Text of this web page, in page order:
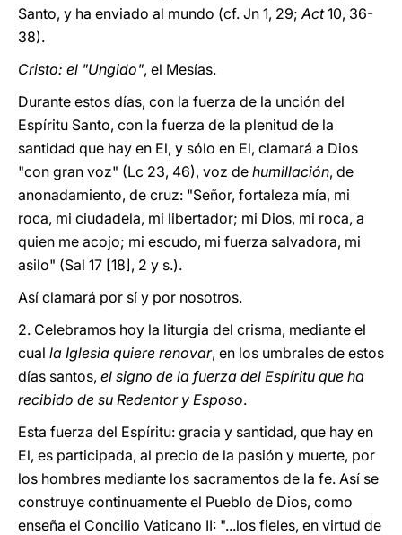
Santo, y ha enviado al mundo (cf. Jn 1, 29;Act10, 36-
38).
Cristo: el "Ungido", el Mesías.
Durante estos días, con la fuerza de la unción del
Espíritu Santo, con la fuerza de la plenitud de la
santidad que hay en El, y sólo en El, clamará a Dios
"con gran voz" (Lc 23, 46), voz de humillación, de
anonadamiento, de cruz: "Señor, fortaleza mía, mi
roca, mi ciudadela, mi libertador; mi Dios, mi roca, a
quien me acojo; mi escudo, mi fuerza salvadora, mi
asilo" (Sal 17 [18], 2 y s.).
Así clamará por sí y por nosotros.
2. Celebramos hoy la liturgia del crisma, mediante el
cual la Iglesia quiere renovar, en los umbrales de estos
días santos, el signo de la fuerza del Espíritu que ha
recibido de su Redentor y Esposo.
Esta fuerza del Espíritu: gracia y santidad, que hay en
El, es participada, al precio de la pasión y muerte, por
los hombres mediante los sacramentos de la fe. Así se
construye continuamente el Pueblo de Dios, como
enseña el Concilio Vaticano II: "...los fieles, en virtud de